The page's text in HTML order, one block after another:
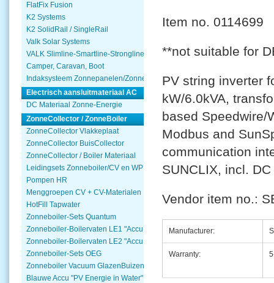
FlatFix Fusion
K2 Systems
K2 SolidRail / SingleRail
Valk Solar Systems
VALK Slimline-Smartline-Strongline
Camper, Caravan, Boot
Indaksysteem Zonnepanelen/Zonnecollector
Electrisch aansluitmateriaal AC
DC Materiaal Zonne-Energie
ZonneCollector / ZonneBoiler
ZonneCollector Vlakkeplaat
ZonneCollector BuisCollector
ZonneCollector / Boiler Materiaal
Leidingsets Zonneboiler/CV en WP
Pompen HR
Menggroepen CV + CV-Materialen
HotFill Tapwater
Zonneboiler-Sets Quantum
Zonneboiler-Boilervaten LE1 "Accu Woning Watmte"
Zonneboiler-Boilervaten LE2 "Accu Woning Watmte"
Zonneboiler-Sets OEG
Zonneboiler Vacuum GlazenBuizen
Blauwe Accu "PV Energie in Water"
Item no. 0114699
**not suitable for
PV string inverter
kW/6.0kVA,
based Speedwire/
Modbus and
communication
SUNCLIX, incl.
Vendor item no.:
Manufacturer:
Warranty: